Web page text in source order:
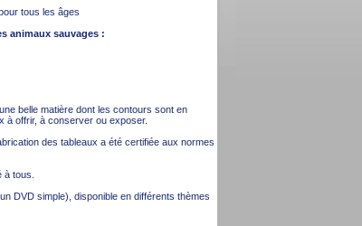
tous les âges
animaux sauvages :
belle matière dont les contours sont en
à offrir, à conserver ou exposer.
des tableaux a été certifiée aux normes
tous.
DVD simple), disponible en différents thèmes